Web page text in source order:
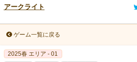
アークライト
ゲーム一覧に戻る
2025春 エリア - 01